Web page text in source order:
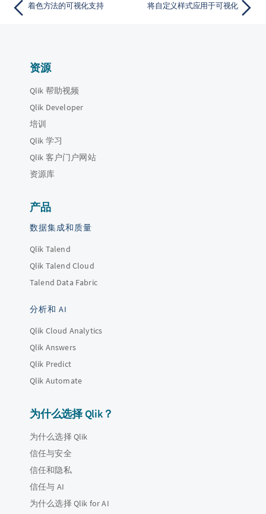
着色方法的可视化支持 将自定义样式应用于可视化
资源
Qlik 帮助视频
Qlik Developer
培训
Qlik 学习
Qlik 客户门户网站
资源库
产品
数据集成和质量
Qlik Talend
Qlik Talend Cloud
Talend Data Fabric
分析和 AI
Qlik Cloud Analytics
Qlik Answers
Qlik Predict
Qlik Automate
为什么选择 Qlik？
为什么选择 Qlik
信任与安全
信任和隐私
信任与 AI
为什么选择 Qlik for AI